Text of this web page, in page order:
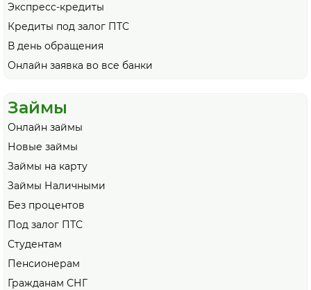
Экспресс-кредиты
Кредиты под залог ПТС
В день обращения
Онлайн заявка во все банки
Займы
Онлайн займы
Новые займы
Займы на карту
Займы Наличными
Без процентов
Под залог ПТС
Студентам
Пенсионерам
Гражданам СНГ